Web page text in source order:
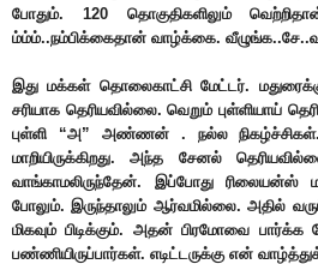
போதும். 120 தொகுதிகளிலும்
ம்ம்ம்..நம்பிக்கைதான் வாழ்க்கை.
இது மக்கள் தொலைகாட்சி மேட்டர்.
சரியாக தெரியவில்லை. வெறும் புள்ளியாய்
புள்ளி “அ” அண்ணன் . நல்ல
மாறியிருக்கிறது. அந்த சேனல்
வாங்காமலிருந்தேன். இப்போது ரிலையன்ஸ்
போலும். இருந்தாலும் ஆர்வமில்லை. அதில்
மிகவும் பிடிக்கும். அதன் பிரமோவை
பண்ணியிருப்பார்கள். எடிட்டருக்கு என்